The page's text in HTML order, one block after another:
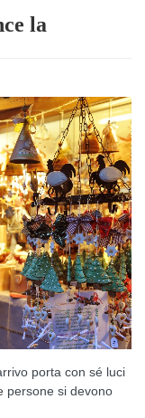
la
porta con sé luci
persone si devono